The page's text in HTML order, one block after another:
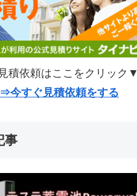
積依頼はここをクリック▼
⇒今すぐ見積依頼をする
事